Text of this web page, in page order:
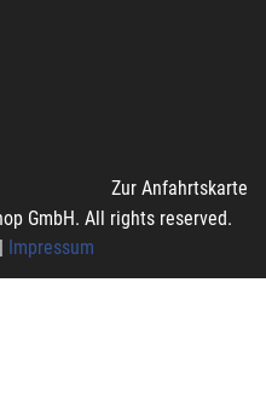
Zur Anfahrtskarte
GmbH. All rights reserved.
Impressum